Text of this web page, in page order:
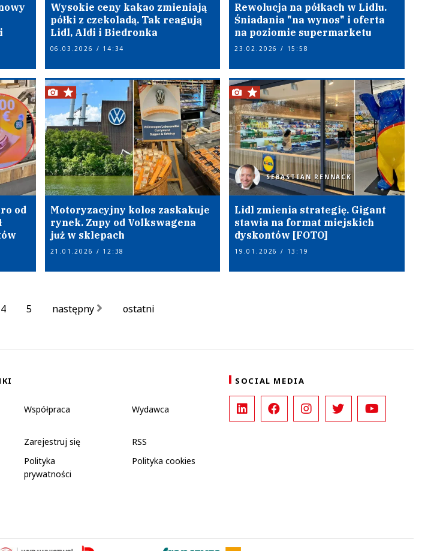
Wysokie ceny kakao zmieniają
półki z czekoladą. Tak reagują
Lidl, Aldi i Biedronka
06.03.2026 / 14:34
Rewolucja na półkach w Lidlu.
Śniadania "na wynos" i oferta
na poziomie supermarketu
23.02.2026 / 15:58
od
Motoryzacyjny kolos zaskakuje
rynek. Zupy od Volkswagena
już w sklepach
21.01.2026 / 12:38
SEBASTIAN RENNACK
Lidl zmienia strategię. Gigant
stawia na format miejskich
dyskontów [FOTO]
19.01.2026 / 13:19
4 5 następny ostatni
Współpraca Wydawca
Zarejestruj się
RSS
Polityka
prywatności
Polityka cookies
SOCIAL MEDIA